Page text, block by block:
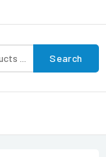
Search